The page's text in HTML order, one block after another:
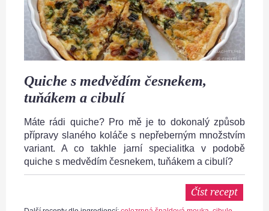
Quiche s medvědím česnekem,
tuňákem a cibulí
Máte rádi quiche? Pro mě je to dokonalý způsob
přípravy slaného koláče s nepřeberným množstvím
variant. A co takhle jarní specialitka v podobě
quiche s medvědím česnekem, tuňákem a cibulí?
Číst recept